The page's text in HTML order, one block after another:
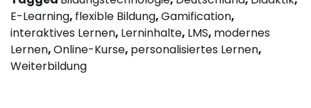
E-Learning, flexible Bildung,Gamification,
interaktives Lernen, Lerninhalte, LMS, modernes
Lernen,Online-Kurse, personalisiertes Lernen,
Weiterbildung